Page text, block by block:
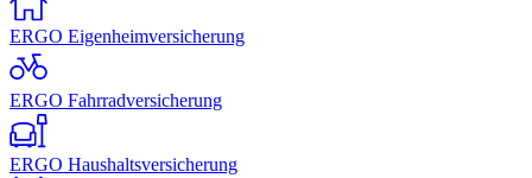
ERGO Eigenheimversicherung
ERGO Fahrradversicherung
ERGO Haushaltsversicherung